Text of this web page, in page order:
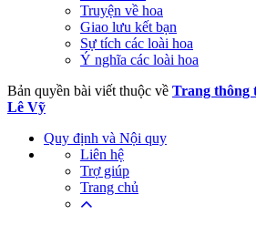
Truyện về hoa
Giao lưu kết bạn
Sự tích các loài hoa
Ý nghĩa các loài hoa
Bản quyền bài viết thuộc về Trang thông
Lê Vỹ
Quy định và Nội quy
Liên hệ
Trợ giúp
Trang chủ